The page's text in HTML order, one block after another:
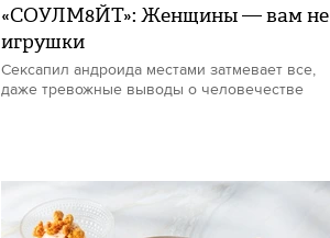
«СОУЛМ8ЙТ»: Женщины — вам не
игрушки
Сексапил андроида местами затмевает все,
даже тревожные выводы о человечестве